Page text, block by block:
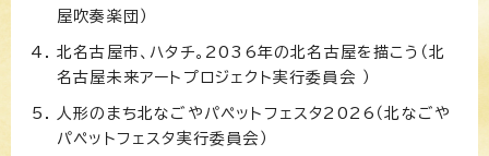
屋吹奏楽団）
北名古屋市、ハタチ。2036年の北名古屋を描こう（北
名古屋未来アートプロジェクト実行委員会 ）
人形のまち北なごやパペットフェスタ2026（北なごや
パペットフェスタ実行委員会）